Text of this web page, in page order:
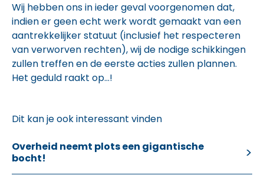
Wij hebben ons in ieder geval voorgenomen dat,
indien er geen echt werk wordt gemaakt van een
aantrekkelijker statuut (inclusief het respecteren
van verworven rechten), wij de nodige schikkingen
zullen treffen en de eerste acties zullen plannen.
Het geduld raakt op…!
Dit kan je ook interessant vinden
Overheid neemt plots een gigantische
bocht!